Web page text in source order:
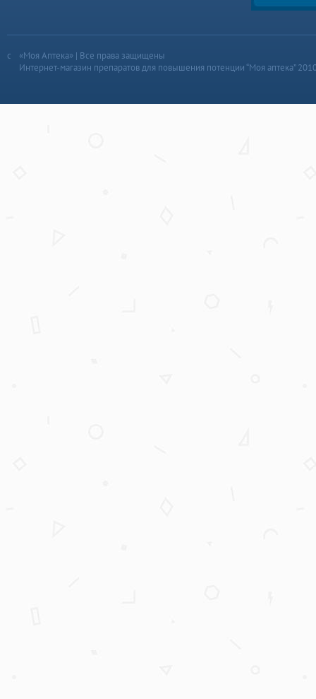
«Моя Аптека» | Все права защищены
Интернет-магазин препаратов для повышения потенции “Моя аптека”